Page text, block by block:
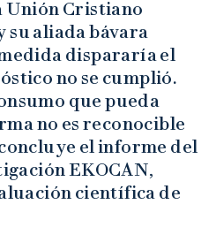
Unión Cristiano
su aliada bávara
dispararía el
no se cumplió.
que pueda
no es reconocible
el informe del
EKOCAN,
científica de